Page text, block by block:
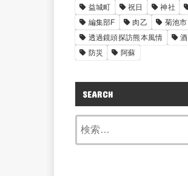
益城町
祝日 神社
編集部F
肉乙 菊池市
透過鏡頭探訪熊本風情
酒
防災
阿蘇
SEARCH